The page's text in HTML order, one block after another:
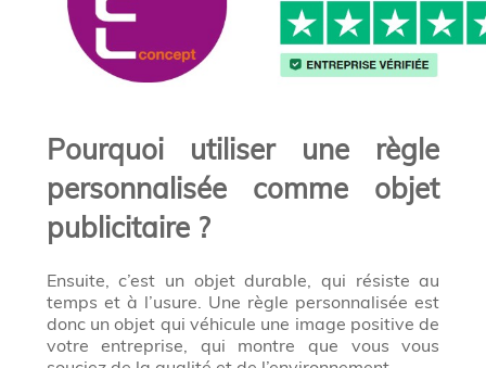
Pourquoi utiliser une règle
personnalisée comme objet
publicitaire ?
Ensuite, c’est un objet durable, qui résiste au
temps et à l’usure. Une règle personnalisée est
donc un objet qui véhicule une image positive de
votre entreprise, qui montre que vous vous